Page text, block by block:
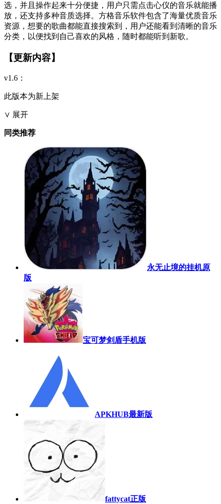
选，并且操作起来十分便捷，用户只需点击心仪的音乐就能播
放，还支持多种音质选择。方格音乐软件包含了海量优质音乐
资源，想要的歌曲都能直接搜索到，用户还能看到清晰的音乐
分类，以便找到自己喜欢的风格，随时都能听到新歌。
【更新内容】
v1.6：
此版本为新上架
∨ 展开
同类推荐
永无止境的挂机原
版
宝可梦剑盾手机版
APKHUB最新版
fattycat正版